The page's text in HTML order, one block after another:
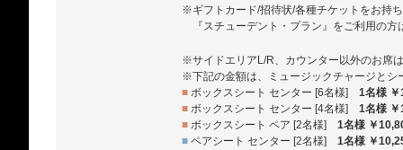
※ギフトカード/招待状/各種チケットをお持
『スチューデント・プラン』をご利用の
※サイドエリアL/R、カウンター以外のお席
※下記の金額は、ミュージックチャージとシ
■ ボックスシート センター [6名様] 1名様
■ ボックスシート センター [4名様] 1名様
■ ボックスシート ペア [2名様] 1名様 ￥
■ ペアシート センター [2名様] 1名様 ￥